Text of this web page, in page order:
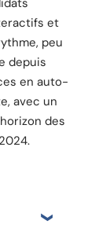
et
peu
depuis
en auto-
avec un
des